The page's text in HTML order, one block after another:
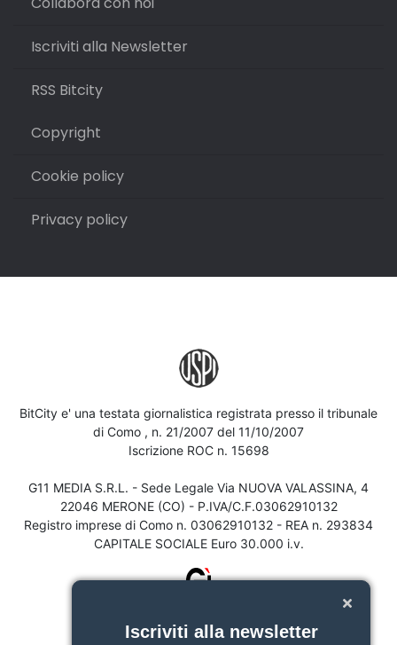
Iscriviti alla Newsletter
RSS Bitcity
Copyright
Cookie policy
Privacy policy
BitCity e' una testata giornalistica registrata presso il tribunale
di Como , n. 21/2007 del 11/10/2007
Iscrizione ROC n. 15698
G11 MEDIA S.R.L. - Sede Legale Via NUOVA VALASSINA, 4
22046 MERONE (CO) - P.IVA/C.F.03062910132
Registro imprese di Como n. 03062910132 - REA n. 293834
CAPITALE SOCIALE Euro 30.000 i.v.
Iscriviti alla newsletter